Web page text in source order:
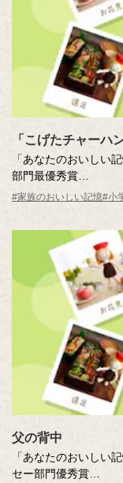
「こげたチャーハン
「あなたのおいしい
部門最優秀賞
「こげたチャーハン」
#家族のおいしい記憶#小
父の背中
「あなたのおいしい
セー部門優秀賞